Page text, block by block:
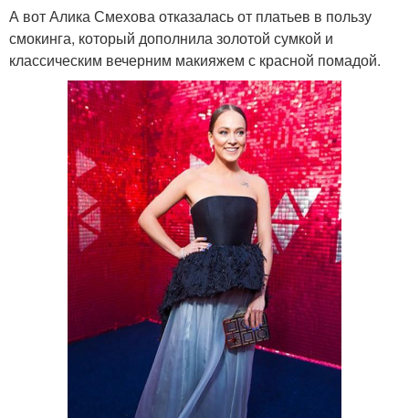
А вот Алика Смехова отказалась от платьев в пользу
смокинга, который дополнила золотой сумкой и
классическим вечерним макияжем с красной помадой.